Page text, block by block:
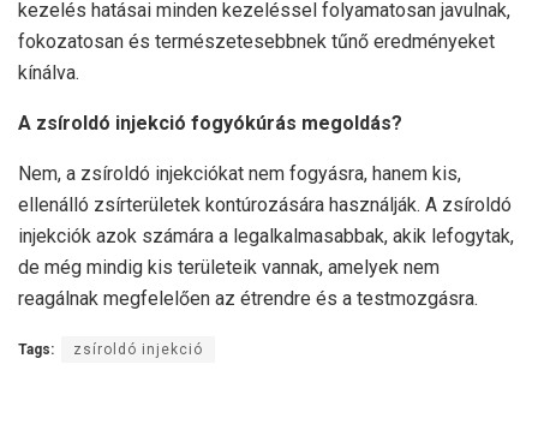
kezelés hatásai minden kezeléssel folyamatosan javulnak,
fokozatosan és természetesebbnek tűnő eredményeket
kínálva.
A zsíroldó injekció fogyókúrás megoldás?
Nem, a zsíroldó injekciókat nem fogyásra, hanem kis,
ellenálló zsírterületek kontúrozására használják. A zsíroldó
injekciók azok számára a legalkalmasabbak, akik lefogytak,
de még mindig kis területeik vannak, amelyek nem
reagálnak megfelelően az étrendre és a testmozgásra.
Tags: zsíroldó injekció